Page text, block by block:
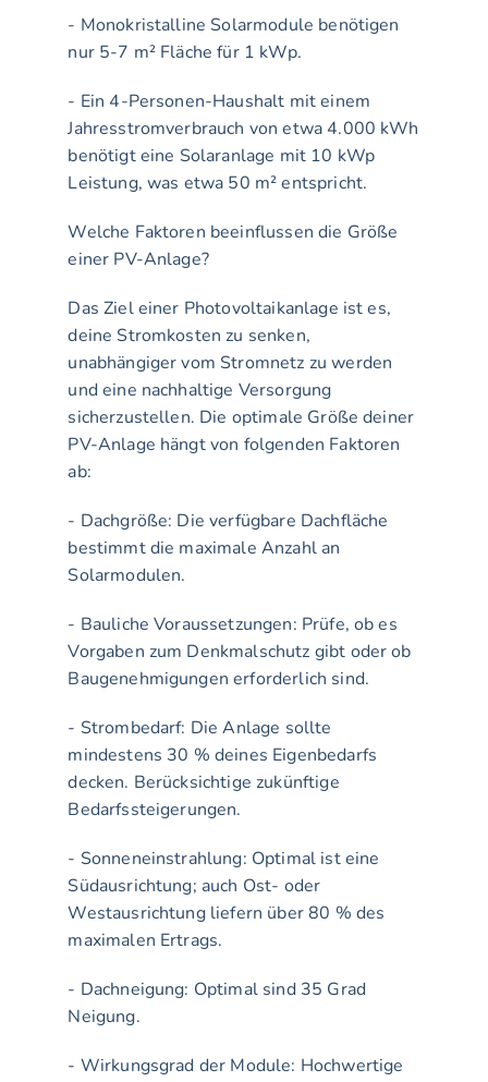
- Monokristalline Solarmodule benötigen
nur 5-7 m² Fläche für 1 kWp.
- Ein 4-Personen-Haushalt mit einem
Jahresstromverbrauch von etwa 4.000 kWh
benötigt eine Solaranlage mit 10 kWp
Leistung, was etwa 50 m² entspricht.
Welche Faktoren beeinflussen die Größe
einer PV-Anlage?
Das Ziel einer Photovoltaikanlage ist es,
deine Stromkosten zu senken,
unabhängiger vom Stromnetz zu werden
und eine nachhaltige Versorgung
sicherzustellen. Die optimale Größe deiner
PV-Anlage hängt von folgenden Faktoren
ab:
- Dachgröße: Die verfügbare Dachfläche
bestimmt die maximale Anzahl an
Solarmodulen.
- Bauliche Voraussetzungen: Prüfe, ob es
Vorgaben zum Denkmalschutz gibt oder ob
Baugenehmigungen erforderlich sind.
- Strombedarf: Die Anlage sollte
mindestens 30 % deines Eigenbedarfs
decken. Berücksichtige zukünftige
Bedarfssteigerungen.
- Sonneneinstrahlung: Optimal ist eine
Südausrichtung; auch Ost- oder
Westausrichtung liefern über 80 % des
maximalen Ertrags.
- Dachneigung: Optimal sind 35 Grad
Neigung.
- Wirkungsgrad der Module: Hochwertige